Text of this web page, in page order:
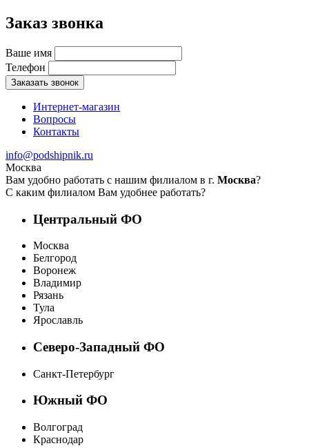
Заказ звонка
Ваше имя
Телефон
Заказать звонок
Интернет-магазин
Вопросы
Контакты
info@podshipnik.ru
Москва
Вам удобно работать с нашим филиалом в г. Москва?
С каким филиалом Вам удобнее работать?
Центральный ФО
Москва
Белгород
Воронеж
Владимир
Рязань
Тула
Ярославль
Северо-Западный ФО
Санкт-Петербург
Южный ФО
Волгоград
Краснодар